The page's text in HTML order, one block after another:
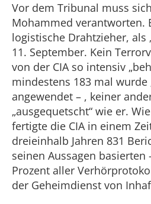
Vor dem Tribunal muss
Mohammed verantworten.
logistische Drahtzieher, als
11. September. Kein
von der CIA so intensiv
mindestens 183 mal wurde
angewendet – , keiner
„ausgequetscht“ wie er.
fertigte die CIA in einem
dreieinhalb Jahren 831
seinen Aussagen basierten
Prozent aller
der Geheimdienst von